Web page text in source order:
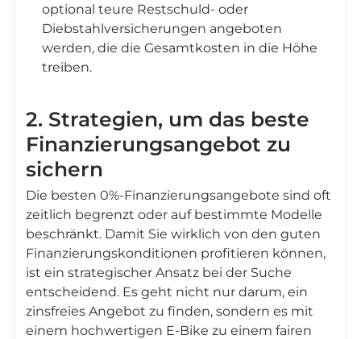
optional teure Restschuld- oder
Diebstahlversicherungen angeboten
werden, die die Gesamtkosten in die Höhe
treiben.
2. Strategien, um das beste
Finanzierungsangebot zu
sichern
Die besten 0%-Finanzierungsangebote sind oft
zeitlich begrenzt oder auf bestimmte Modelle
beschränkt. Damit Sie wirklich von den guten
Finanzierungskonditionen profitieren können,
ist ein strategischer Ansatz bei der Suche
entscheidend. Es geht nicht nur darum, ein
zinsfreies Angebot zu finden, sondern es mit
einem hochwertigen E-Bike zu einem fairen